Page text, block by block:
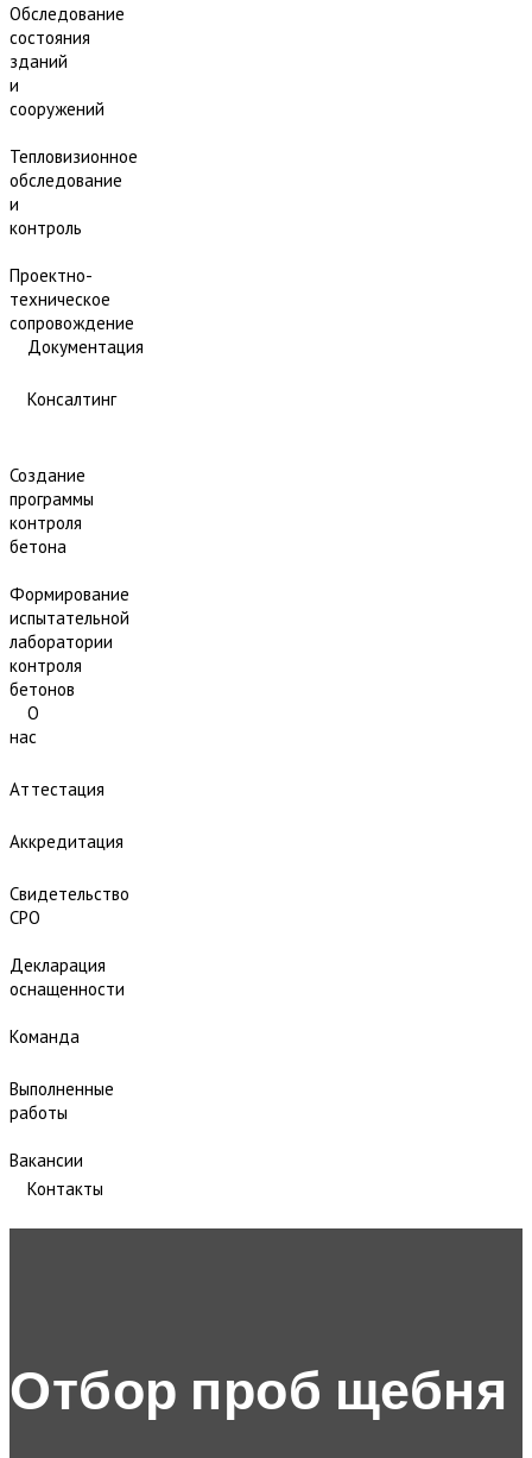
Обследование
состояния
зданий
и
сооружений
Тепловизионное
обследование
и
контроль
Проектно-
техническое
сопровождение
Документация
Консалтинг
Создание
программы
контроля
бетона
Формирование
испытательной
лаборатории
контроля
бетонов
О
нас
Аттестация
Аккредитация
Свидетельство
СРО
Декларация
оснащенности
Команда
Выполненные
работы
Вакансии
Контакты
Отбор проб щебня